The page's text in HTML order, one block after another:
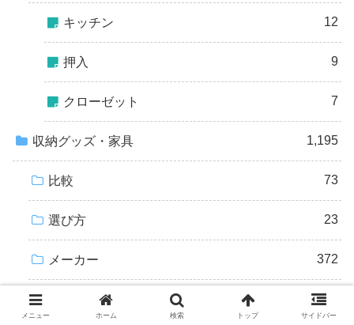
キッチン 12
押入 9
クローゼット 7
収納グッズ・家具 1,195
比較 73
選び方 23
メーカー 372
山崎実業 80
メニュー ホーム 検索 トップ サイドバー